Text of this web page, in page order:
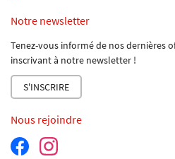
AVIS
CONTACT
Notre newsletter
Tenez-vous informé de nos dernières
inscrivant à notre newsletter !
S'INSCRIRE
Nous rejoindre